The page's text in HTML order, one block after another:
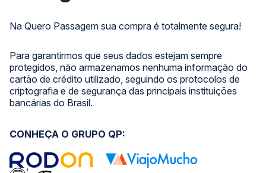
Na Quero Passagem sua compra é totalmente segura!
Para garantirmos que seus dados estejam sempre
protegidos, não armazenamos nenhuma informação do
cartão de crédito utilizado, seguindo os protocolos de
criptografia e de segurança das principais instituições
bancárias do Brasil.
CONHEÇA O GRUPO QP: